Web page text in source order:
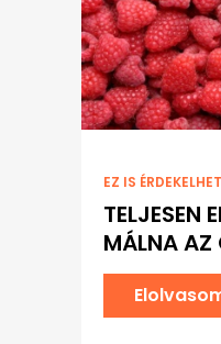
EZ IS
TELJESEN
MÁLNA AZ